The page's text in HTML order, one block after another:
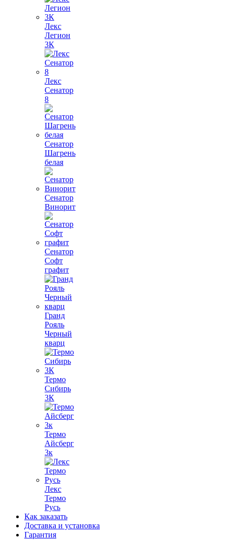
Лекс
Легион
3К
Лекс
Сенатор
8
Сенатор
Шагрень
белая
Сенатор
Винорит
Сенатор
Софт
графит
Гранд
Рояль
Черный
кварц
Термо
Сибирь
3К
Термо
Айсберг
3к
Лекс
Термо
Русь
Как заказать
Доставка и установка
Гарантия